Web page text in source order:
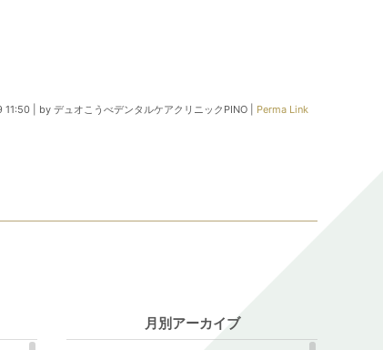
11:50| by デュオこうべデンタルケアクリニックPINO| Perma Link
月別アーカイブ